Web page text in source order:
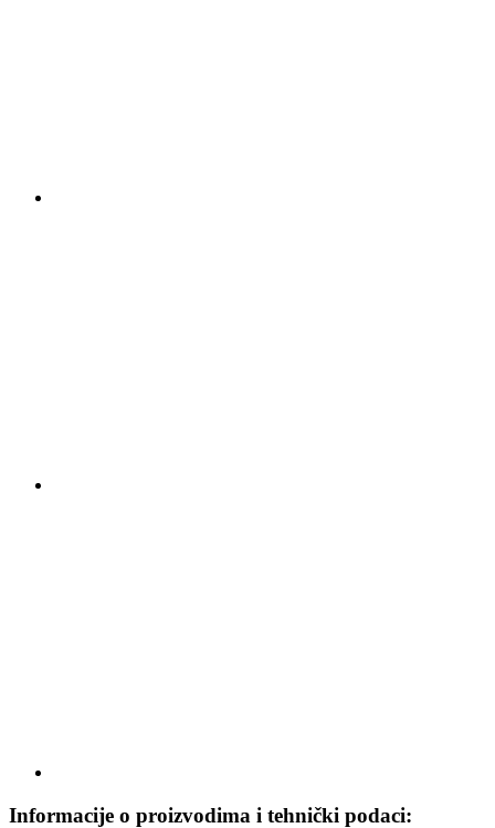
Informacije o proizvodima i tehnički podaci: